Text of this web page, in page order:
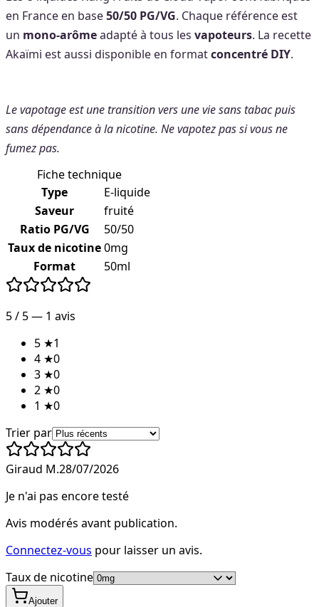
en France en base50/50 PG/VG. Chaque référence est
un mono-arômeadapté à tous les vapoteurs. La recette
Akaïmi est aussi disponible en formatconcentré DIY.
Le vapotage est une transition vers une vie sans tabac puis
sans dépendance à la nicotine. Ne vapotez pas si vous ne
fumez pas.
Fiche technique
Type
E-liquide
Saveur
fruité
Ratio PG/VG
50/50
Taux de nicotine0mg
Format
50ml
5/ 5 — 1 avis
5 ★1
4 ★0
3 ★0
2 ★0
1 ★0
Trier par
Giraud M.28/07/2026
Je n'ai pas encore testé
Avis modérés avant publication.
Connectez-vous pour laisser un avis.
Taux de nicotine
Ajouter